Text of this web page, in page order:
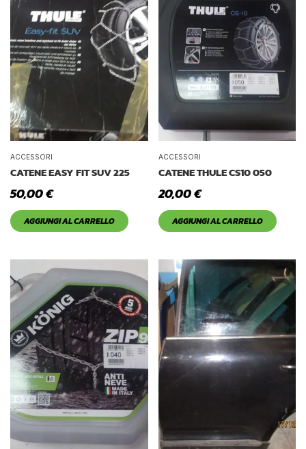
ACCESSORI
CATENE EASY FIT SUV 225
50,00€
AGGIUNGI AL CARRELLO
ACCESSORI
CATENE THULE CS10 050
20,00€
AGGIUNGI AL CARRELLO